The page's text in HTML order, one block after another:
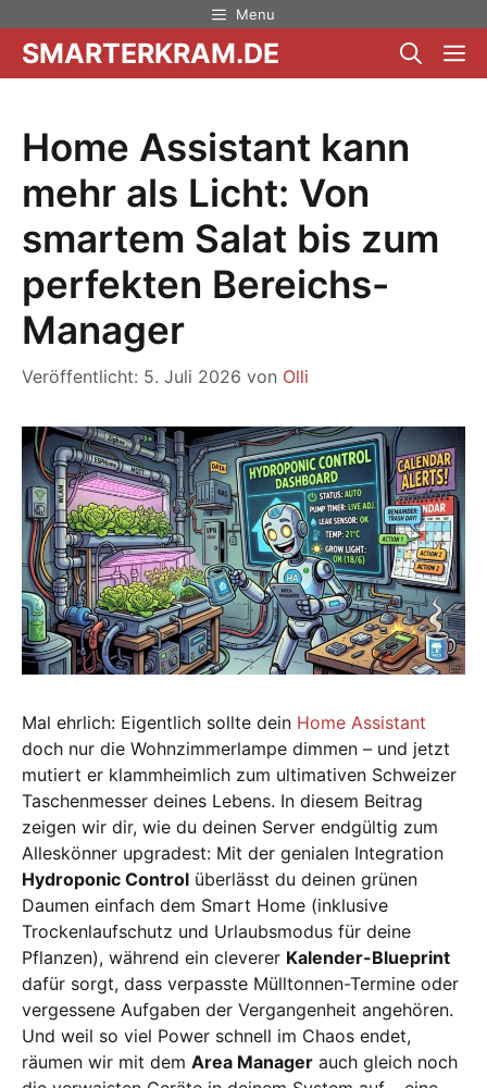
Inhalt
springen
Menu
SMARTERKRAM.DE
Home Assistant kann
mehr als Licht: Von
smartem Salat bis zum
perfekten Bereichs-
Manager
Veröffentlicht: 5. Juli 2026 von Olli
Mal ehrlich: Eigentlich sollte dein Home Assistant
doch nur die Wohnzimmerlampe dimmen – und jetzt
mutiert er klammheimlich zum ultimativen Schweizer
Taschenmesser deines Lebens. In diesem Beitrag
zeigen wir dir, wie du deinen Server endgültig zum
Alleskönner upgradest: Mit der genialen Integration
Hydroponic Control überlässt du deinen grünen
Daumen einfach dem Smart Home (inklusive
Trockenlaufschutz und Urlaubsmodus für deine
Pflanzen), während ein cleverer Kalender-Blueprint
dafür sorgt, dass verpasste Mülltonnen-Termine oder
vergessene Aufgaben der Vergangenheit angehören.
Und weil so viel Power schnell im Chaos endet,
räumen wir mit dem Area Manager auch gleich noch